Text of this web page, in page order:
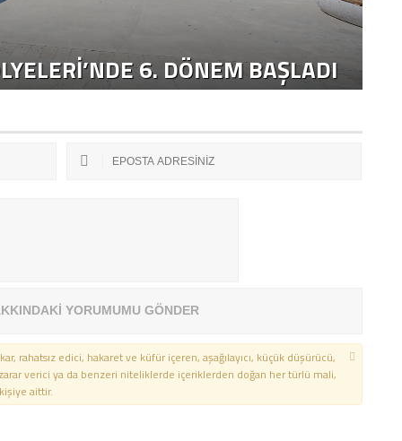
6. DÖNEM BAŞLADI
YORUMUMU GÖNDER
rahatsız edici, hakaret ve küfür içeren, aşağılayıcı, küçük düşürücü,
verici ya da benzeri niteliklerde içeriklerden doğan her türlü mali,
aittir.